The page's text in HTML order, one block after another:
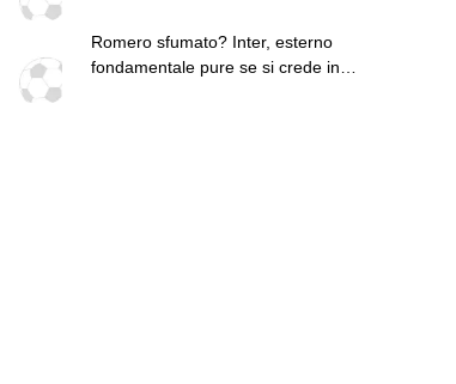
Romero sfumato? Inter, esterno
fondamentale pure se si crede in